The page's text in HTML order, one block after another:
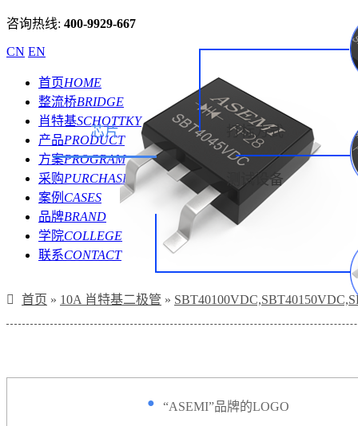
咨询热线: 400-9929-667
CN EN
首页HOME
整流桥BRIDGE
肖特基SCHOTTKY
产品PRODUCT
方案PROGRAM
采购PURCHASE
案例 CASES
品牌BRAND
学院COLLEGE
联系CONTACT
首页 » 10A 肖特基二极管 »
● “ASEMI”品牌的LOGO
芯片 打标方式
测试设备